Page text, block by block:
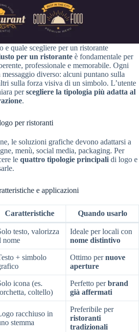
e quale scegliere per un ristorante
per un ristorante è fondamentale per
professionale e memorabile. Ogni
diverso: alcuni puntano sulla
sulla forza visiva di un simbolo. L’utente
perscegliere la tipologia più adatta al
.
per ristoranti
le soluzioni grafiche devono adattarsi a
menù, social media, packaging. Per
le quattro tipologie principali di logo e
e applicazioni
Caratteristiche Quando usarlo
testo, valorizza
nome
Ideale per locali con
nome distintivo
+ simbolo
Ottimo pernuove
aperture
icona (es.
coltello)
Perfetto perbrand
già affermati
racchiuso in
stemma
Preferibile per
ristoranti
tradizionali